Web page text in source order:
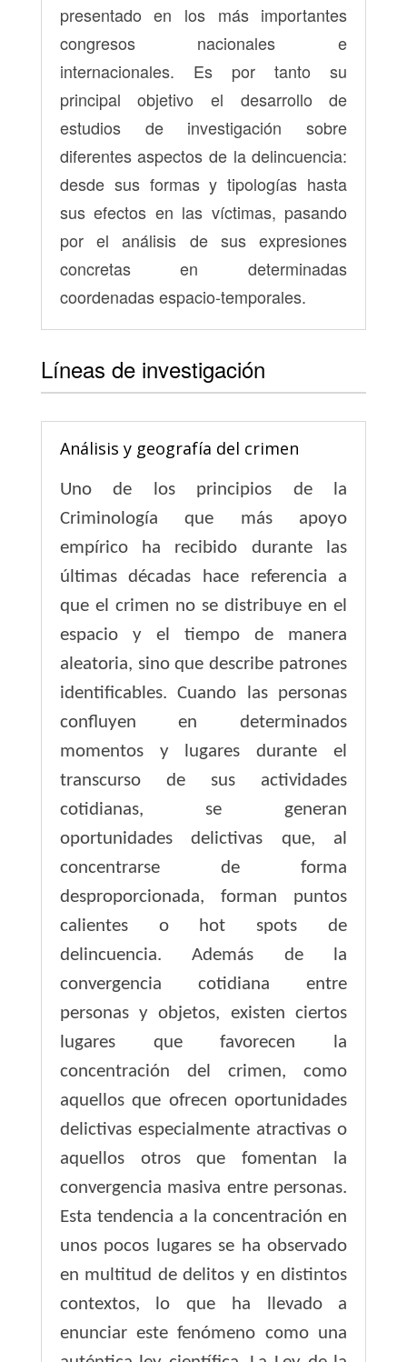
presentado en los más importantes
congresos nacionales e
internacionales. Es por tanto su
principal objetivo el desarrollo de
estudios de investigación sobre
diferentes aspectos de la delincuencia:
desde sus formas y tipologías hasta
sus efectos en las víctimas, pasando
por el análisis de sus expresiones
concretas en determinadas
coordenadas espacio-temporales.
Líneas de investigación
Análisis y geografía del crimen
Uno de los principios de la
Criminología que más apoyo
empírico ha recibido durante las
últimas décadas hace referencia a
que el crimen no se distribuye en el
espacio y el tiempo de manera
aleatoria, sino que describe patrones
identificables. Cuando las personas
confluyen en determinados
momentos y lugares durante el
transcurso de sus actividades
cotidianas, se generan
oportunidades delictivas que, al
concentrarse de forma
desproporcionada, forman puntos
calientes o hot spots de
delincuencia. Además de la
convergencia cotidiana entre
personas y objetos, existen ciertos
lugares que favorecen la
concentración del crimen, como
aquellos que ofrecen oportunidades
delictivas especialmente atractivas o
aquellos otros que fomentan la
convergencia masiva entre personas.
Esta tendencia a la concentración en
unos pocos lugares se ha observado
en multitud de delitos y en distintos
contextos, lo que ha llevado a
enunciar este fenómeno como una